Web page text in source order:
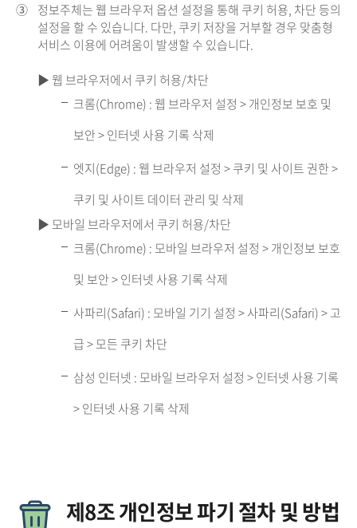
③ 정보주체는 웹 브라우저 옵션 설정을 통해 쿠키 허용, 차단 등의
설정을 할 수 있습니다. 다만, 쿠키 저장을 거부할 경우 맞춤형
서비스 이용에 어려움이 발생할 수 있습니다.
▶ 웹 브라우저에서 쿠키 허용/차단
크롬(Chrome) : 웹 브라우저 설정 > 개인정보 보호 및
보안 > 인터넷 사용 기록 삭제
엣지(Edge) : 웹 브라우저 설정 > 쿠키 및 사이트 권한 >
쿠키 및 사이트 데이터 관리 및 삭제
▶ 모바일 브라우저에서 쿠키 허용/차단
크롬(Chrome) : 모바일 브라우저 설정 > 개인정보 보호
및 보안 > 인터넷 사용 기록 삭제
사파리(Safari) : 모바일 기기 설정 > 사파리(Safari) > 고
급 > 모든 쿠키 차단
삼성 인터넷 : 모바일 브라우저 설정 > 인터넷 사용 기록
> 인터넷 사용 기록 삭제
제8조 개인정보 파기 절차 및 방법